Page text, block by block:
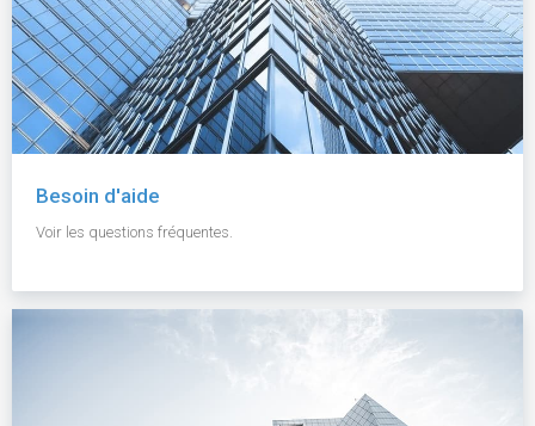
Besoin d'aide
Voir les questions fréquentes.